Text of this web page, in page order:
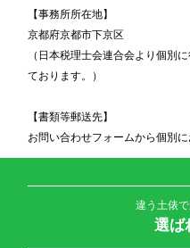
【事務所所在地】
京都府京都市下京区
（日本税理士会連合会より個別
ております。）
【書類等郵送先】
お問い合わせフォームから個別に
違う土俵
選ば